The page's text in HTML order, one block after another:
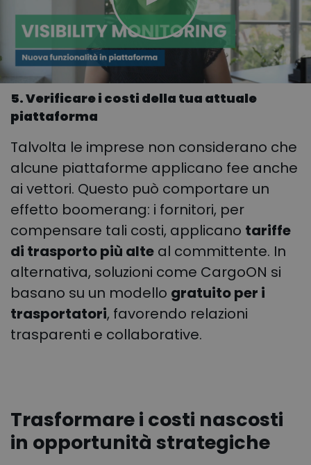
5. Verificare i costi della tua attuale
piattaforma
Talvolta le imprese non considerano che
alcune piattaforme applicano fee anche
ai vettori. Questo può comportare un
effetto boomerang: i fornitori, per
compensare tali costi, applicano tariffe
di trasporto più alte al committente. In
alternativa, soluzioni come CargoON si
basano su un modello gratuito per i
trasportatori, favorendo relazioni
trasparenti e collaborative.
Trasformare i costi nascosti
in opportunità strategiche